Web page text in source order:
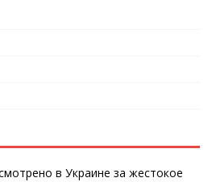
в Украине за жестокое